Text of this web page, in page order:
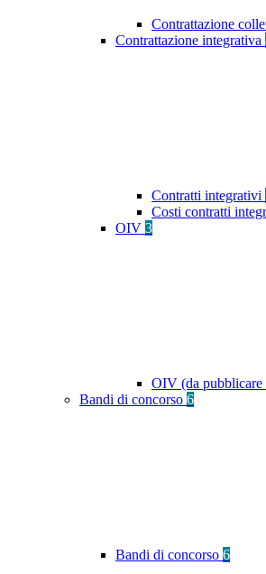
Contrattazione
Contrattazione integrativa
Contratti integrativi
Costi contratti
OIV 3
OIV (da pubblicare
Bandi di concorso 6
Bandi di concorso 6